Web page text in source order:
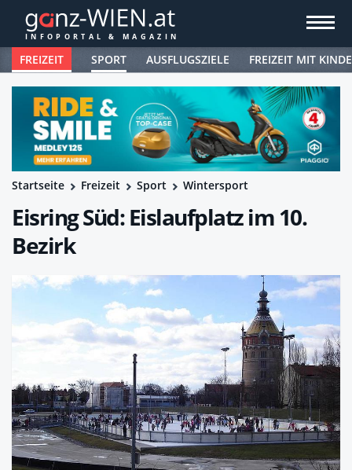
FREIZEIT SPORT AUSFLUGSZIELE FREIZEIT MIT
Startseite Freizeit Sport Wintersport
Eisring Süd: Eislaufplatz im 10.
Bezirk